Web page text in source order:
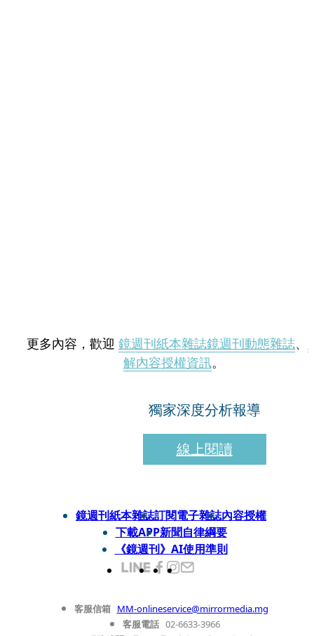
更多內容，歡迎 鏡週刊紙本雜誌鏡週刊動態雜誌、
解內容授權資訊。
獨家深度分析報導
線上閱讀
鏡週刊紙本雜誌訂閱電子雜誌內容授權
下載APP新聞自律綱要
《鏡週刊》AI使用準則
客服信箱 MM-onlineservice@mirrormedia.mg
客服電話 02-6633-3966